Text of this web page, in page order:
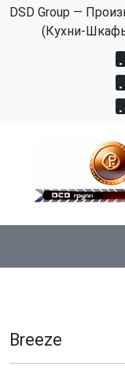
DSD Group —
(Кухни-
Breeze